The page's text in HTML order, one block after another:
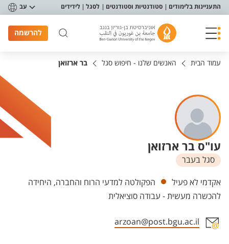
תפריט נגישות
התעניינות בלימודים סטודנטיות וסטודנטים לסגל לידידים עב
להרשמה
עמוד הבית האנשים שלנו - חיפוש סגל בר ארזואן
עו"ס בר ארזואן
סגל בעבר
יחידות
אקדמי לא פעיל
הפקולטה למדעי הרוח והחברה, היחידה
להכשרה מעשית - עבודה סוציאלית
arzoan@post.bgu.ac.il